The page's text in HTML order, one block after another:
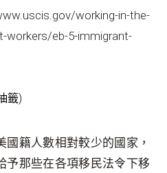
working-in-the-
workers/eb-5-immigrant-
籤)
籍人數相對較少的國家，
予那些在各項移民法令下移